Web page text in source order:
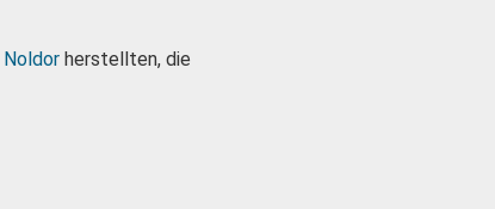
Noldor herstellten, die